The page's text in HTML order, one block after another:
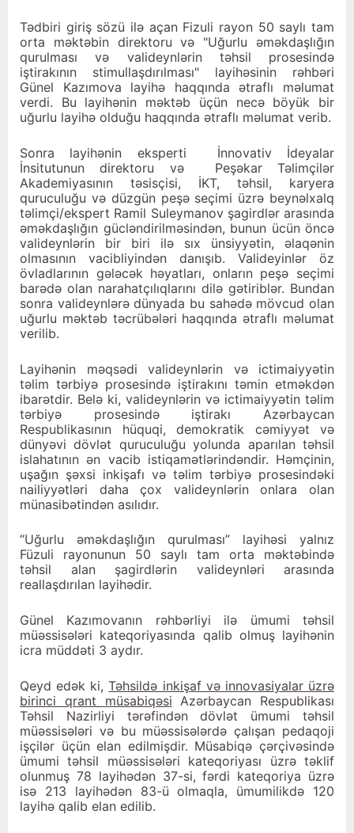
Tədbiri giriş sözü ilə açan Fizuli rayon 50 saylı tam
orta məktəbin direktoru və "Uğurlu əməkdaşlığın
qurulması və valideynlərin təhsil prosesində
iştirakının stimullaşdırılması" layihəsinin rəhbəri
Günel Kazımova layihə haqqında ətraflı məlumat
verdi. Bu layihənin məktəb üçün necə böyük bir
uğurlu layihə olduğu haqqında ətraflı məlumat verib.
Sonra layihənin eksperti İnnovativ İdeyalar
İnsitutunun direktoru və Peşəkar Təlimçilər
Akademiyasının təsisçisi, İKT, təhsil, karyera
quruculuğu və düzgün peşə seçimi üzrə beynəlxalq
təlimçi/ekspert Ramil Suleymanov şagirdlər arasında
əməkdaşlığın gücləndirilməsindən, bunun ücün öncə
valideynlərin bir biri ilə sıx ünsiyyətin, əlaqənin
olmasının vacibliyindən danışıb. Valideyinlər öz
övladlarının gələcək həyatları, onların peşə seçimi
barədə olan narahatçılıqlarını dilə gətiriblər. Bundan
sonra valideynlərə dünyada bu sahədə mövcud olan
uğurlu məktəb təcrübələri haqqında ətraflı məlumat
verilib.
Layihənin məqsədi valideynlərin və ictimaiyyətin
təlim tərbiyə prosesində iştirakını təmin etməkdən
ibarətdir. Belə ki, valideynlərin və ictimaiyyətin təlim
tərbiyə prosesində iştirakı Azərbaycan
Respublikasının hüquqi, demokratik cəmiyyət və
dünyəvi dövlət quruculuğu yolunda aparılan təhsil
islahatının ən vacib istiqamətlərindəndir. Həmçinin,
uşağın şəxsi inkişafı və təlim tərbiyə prosesindəki
nailiyyətləri daha çox valideynlərin onlara olan
münasibətindən asılıdır.
“Uğurlu əməkdaşlığın qurulması” layihəsi yalnız
Füzuli rayonunun 50 saylı tam orta məktəbində
təhsil alan şagirdlərin valideynləri arasında
reallaşdırılan layihədir.
Günel Kazımovanın rəhbərliyi ilə ümumi təhsil
müəssisələri kateqoriyasında qalib olmuş layihənin
icra müddəti 3 aydır.
Qeyd edək ki,Təhsildə inkişaf və innovasiyalar üzrə
birinci qrant müsabiqəsi Azərbaycan Respublikası
Təhsil Nazirliyi tərəfindən dövlət ümumi təhsil
müəssisələri və bu müəssisələrdə çalışan pedaqoji
işçilər üçün elan edilmişdir. Müsabiqə çərçivəsində
ümumi təhsil müəssisələri kateqoriyası üzrə təklif
olunmuş 78 layihədən 37-si, fərdi kateqoriya üzrə
isə 213 layihədən 83-ü olmaqla, ümumilikdə 120
layihə qalib elan edilib.